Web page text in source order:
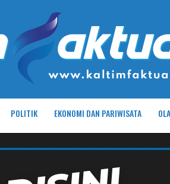
POLITIK EKONOMI DAN PARIWISATA